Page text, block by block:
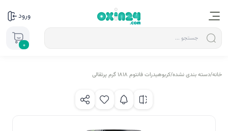
ورود
0
خانه/دسته بندی نشده/کربوهیدرات فانتوم 1818 گرم پرتقالی